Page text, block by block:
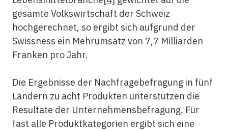
gesamte Volkswirtschaft der Schweiz
hochgerechnet, so ergibt sich aufgrund der
Swissness ein Mehrumsatz von 7,7 Milliarden
Franken pro Jahr.
Die Ergebnisse der Nachfragebefragung in fünf
Ländern zu acht Produkten unterstützen die
Resultate der Unternehmensbefragung. Für
fast alle Produktkategorien ergibt sich eine